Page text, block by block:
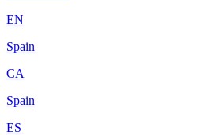
EN
Spain
CA
Spain
ES